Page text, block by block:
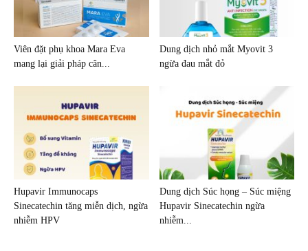
Viên đặt phụ khoa Mara Eva
mang lại giải pháp cân...
Dung dịch nhỏ mắt Myovit 3
ngừa đau mắt đỏ
Hupavir Immunocaps
Sinecatechin tăng miễn dịch, ngừa
nhiễm HPV
Dung dịch Súc họng – Súc miệng
Hupavir Sinecatechin ngừa
nhiễm...